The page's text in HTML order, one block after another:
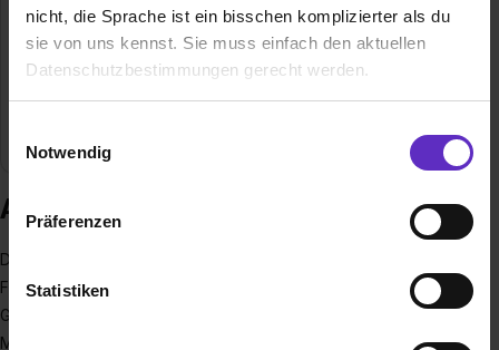
nicht, die Sprache ist ein bisschen komplizierter als du
sie von uns kennst. Sie muss einfach den aktuellen
Datenschutzbestimmungen gerecht werden.
Benutzung der Webseite getroffenen Einstellungen zu
Webseite zu analysieren („Statistiken“), um
Informationen zu deiner Verwendung unserer Website an
Notwendig
Präferenzen
Statistiken
65824 Schwalbach am Taunus
E-Mail anzeigen
Mitarbeiter
Gesundheit, Sonstige Industrie, Pflege, Vertrieb
Ausbildung bei Attends GmbH
Die Attends GmbH hat ihren Sitz im Rhein-Main-Gebiet bei
Frankfurt und vertreibt innovative Produkte aus dem
Gesundheitsbereich, welche die Lebensqualität von
Menschen verbessern. Wir als mittelständiges Unternehmen